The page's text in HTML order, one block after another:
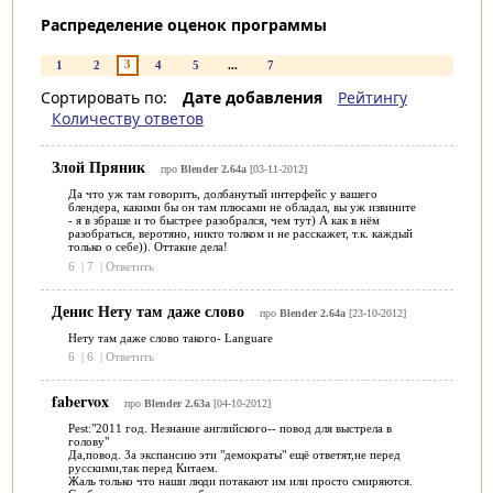
Распределение оценок программы
1 2 3 4 5 ... 7
Сортировать по: Дате добавления
Рейтингу
Количеству ответов
Злой Пряник про Blender 2.64а[03-11-2012]
Да что уж там говорить, долбанутый интерфейс у вашего
блендера, какими бы он там плюсами не обладал, вы уж извините
- я в збраше и то быстрее разобрался, чем тут) А как в нём
разобраться, веротяно, никто толком и не расскажет, т.к. каждый
только о себе)). Оттакие дела!
6
| 7 | Ответить
Денис Нету там даже слово про Blender 2.64а[23-10-2012]
Нету там даже слово такого- Languare
6
| 6 | Ответить
fabervox про Blender 2.63а[04-10-2012]
Pest:"2011 год. Незнание английского-- повод для выстрела в
голову"
Да,повод. За экспансию эти "демократы" ещё ответят,не перед
русскими,так перед Китаем.
Жаль только что наши люди потакают им или просто смиряются.